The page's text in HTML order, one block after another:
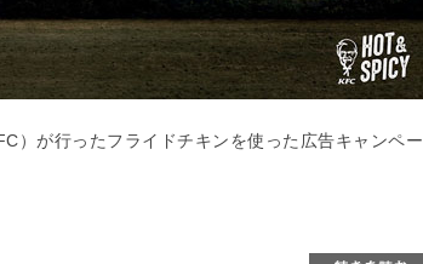
）が行ったフライドチキンを使った広告キャンペー